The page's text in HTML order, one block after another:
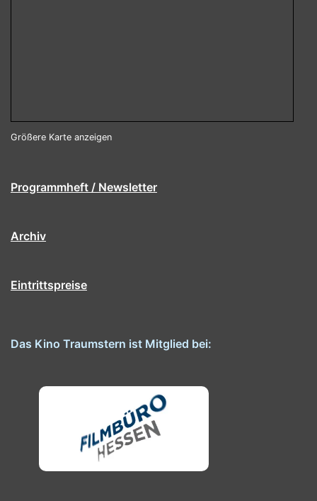
Größere Karte anzeigen
Programmheft / Newsletter
Archiv
Eintrittspreise
Das Kino Traumstern ist Mitglied bei: